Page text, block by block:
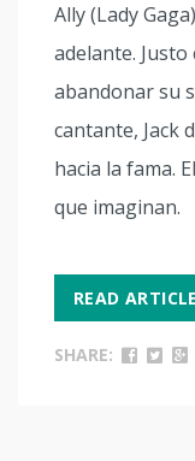
Ally (Lady
adelante.
abandonar su
cantante, Jack
hacia la fama.
que imaginan.
READ ARTICLE
SHARE: